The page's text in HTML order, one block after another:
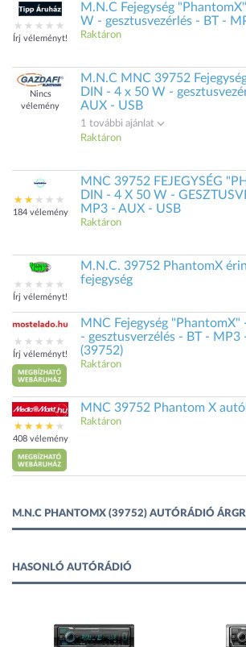
Írj véleményt!
M.N.C Fejegység
W - gesztusvezérlés - BT -
Raktáron
Nincs
vélemény
M.N.C MNC 39752
DIN - 4 x 50 W -
AUX - USB
1 további ajánlat
Raktáron
184 vélemény
MNC 39752 FEJEGYSÉG
DIN - 4 X 50 W -
MP3 - AUX - USB
Raktáron
Írj véleményt!
M.N.C. 39752 PhantomX
fejegység
Írj véleményt!
MNC Fejegység
- gesztusverzélés - BT - MP3
(39752)
Raktáron
408 vélemény
MNC 39752 Phantom X
Raktáron
M.N.C PHANTOMX (39752) AUTÓRÁDIÓ
HASONLÓ AUTÓRÁDIÓ